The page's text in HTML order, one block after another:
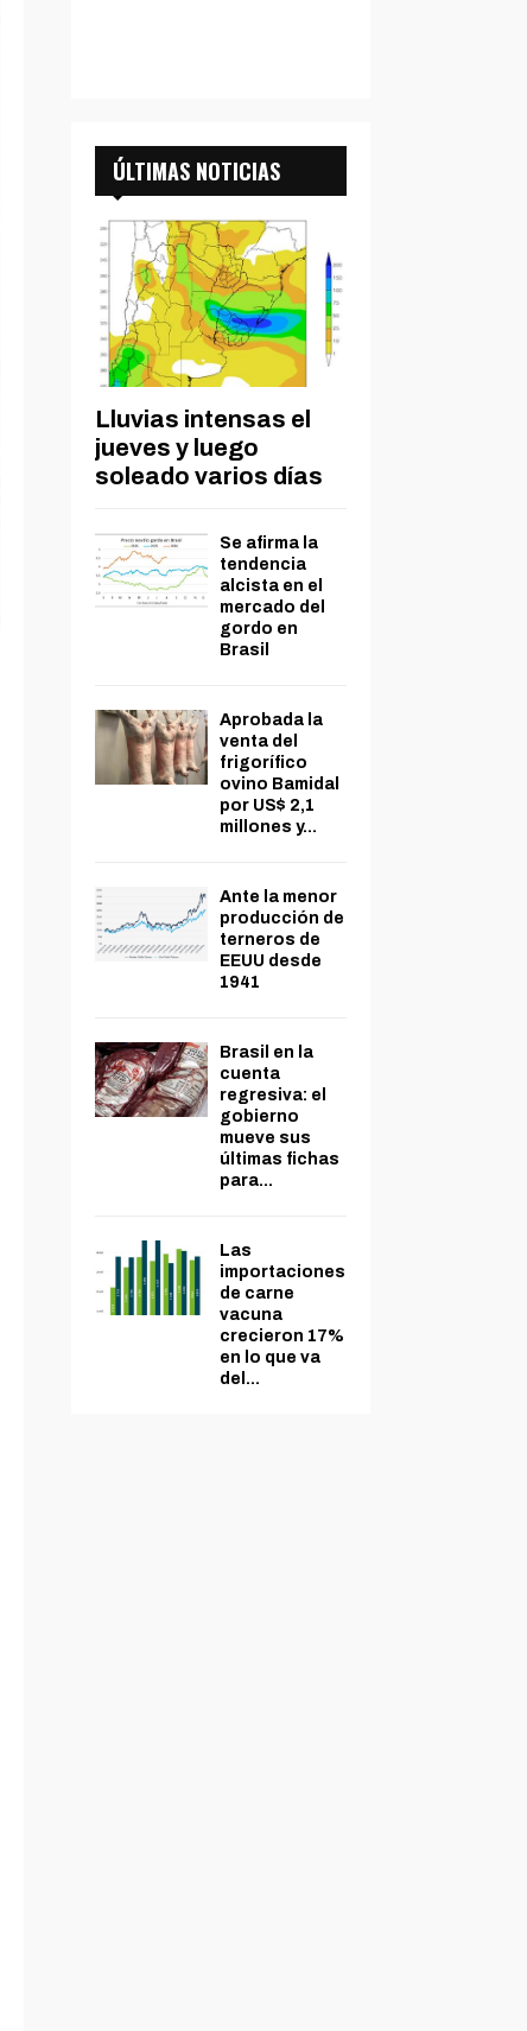
ÚLTIMAS NOTICIAS
Lluvias intensas el
jueves y luego
soleado varios días
Se afirma la
tendencia
alcista en el
mercado del
gordo en
Brasil
Aprobada la
venta del
frigorífico
ovino Bamidal
por US$ 2,1
millones y...
Ante la menor
producción de
terneros de
EEUU desde
1941
Brasil en la
cuenta
regresiva: el
gobierno
mueve sus
últimas fichas
para...
Las
importaciones
de carne
vacuna
crecieron 17%
en lo que va
del...